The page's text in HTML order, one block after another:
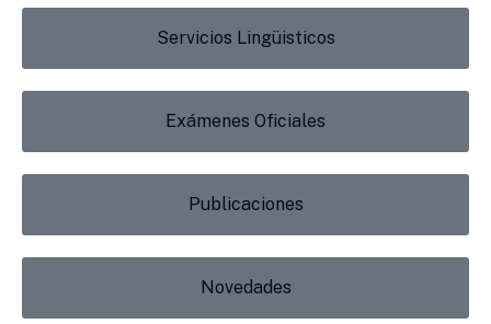
Servicios Lingüisticos
Exámenes Oficiales
Publicaciones
Novedades